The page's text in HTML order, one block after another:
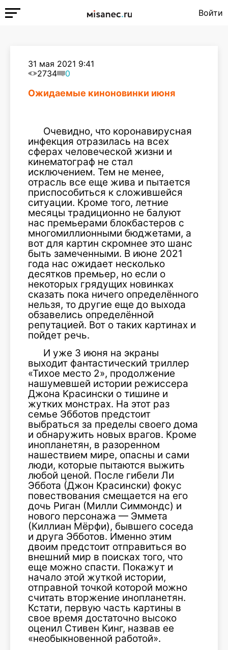
Войти
31 мая 2021 9:41
2734
0
Ожидаемые киноновинки июня
Очевидно, что коронавирусная
инфекция отразилась на всех
сферах человеческой жизни и
кинематограф не стал
исключением. Тем не менее,
отрасль все еще жива и пытается
приспособиться к сложившейся
ситуации. Кроме того, летние
месяцы традиционно не балуют
нас премьерами блокбастеров с
многомиллионными бюджетами, а
вот для картин скромнее это шанс
быть замеченными. В июне 2021
года нас ожидает несколько
десятков премьер, но если о
некоторых грядущих новинках
сказать пока ничего определённого
нельзя, то другие еще до выхода
обзавелись определённой
репутацией. Вот о таких картинах и
пойдет речь.
И уже 3 июня на экраны
выходит фантастический триллер
«Тихое место 2», продолжение
нашумевшей истории режиссера
Джона Красински о тишине и
жутких монстрах. На этот раз
семье Эбботов предстоит
выбраться за пределы своего дома
и обнаружить новых врагов. Кроме
инопланетян, в разоренном
нашествием мире, опасны и сами
люди, которые пытаются выжить
любой ценой. После гибели Ли
Эббота (Джон Красински) фокус
повествования смещается на его
дочь Риган (Милли Симмондс) и
нового персонажа — Эммета
(Киллиан Мёрфи), бывшего соседа
и друга Эбботов. Именно этим
двоим предстоит отправиться во
внешний мир в поисках того, что
еще можно спасти. Покажут и
начало этой жуткой истории,
отправной точкой которой можно
считать вторжение инопланетян.
Кстати, первую часть картины в
свое время достаточно высоко
оценил Стивен Кинг, назвав ее
«необыкновенной работой».